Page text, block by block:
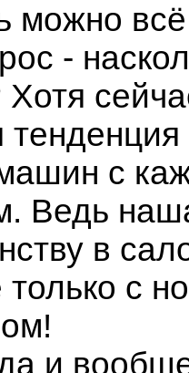
можно всё
-
Хотя
с
Ведь
в
только с
и